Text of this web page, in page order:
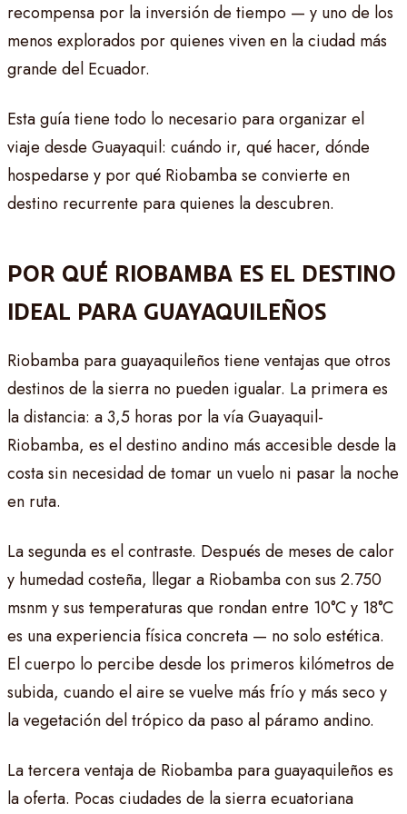
recompensa por la inversión de tiempo — y uno de los
menos explorados por quienes viven en la ciudad más
grande del Ecuador.
Esta guía tiene todo lo necesario para organizar el
viaje desde Guayaquil: cuándo ir, qué hacer, dónde
hospedarse y por qué Riobamba se convierte en
destino recurrente para quienes la descubren.
POR QUÉ RIOBAMBA ES EL DESTINO
IDEAL PARA GUAYAQUILEÑOS
Riobamba para guayaquileños tiene ventajas que otros
destinos de la sierra no pueden igualar. La primera es
la distancia: a 3,5 horas por la vía Guayaquil-
Riobamba, es el destino andino más accesible desde la
costa sin necesidad de tomar un vuelo ni pasar la noche
en ruta.
La segunda es el contraste. Después de meses de calor
y humedad costeña, llegar a Riobamba con sus 2.750
msnm y sus temperaturas que rondan entre 10°C y 18°C
es una experiencia física concreta — no solo estética.
El cuerpo lo percibe desde los primeros kilómetros de
subida, cuando el aire se vuelve más frío y más seco y
la vegetación del trópico da paso al páramo andino.
La tercera ventaja de Riobamba para guayaquileños es
la oferta. Pocas ciudades de la sierra ecuatoriana